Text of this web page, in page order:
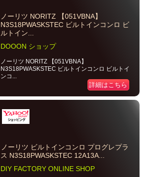
ノーリツ NORITZ 【051VBNA】
N3S18PWASKSTEC ビルトインコンロ ビ
ルトイン...
DOOON ショップ
ノーリツ NORITZ 【051VBNA】
N3S18PWASKSTEC ビルトインコンロ ビルトイ
ンコ...
詳細はこちら
ノーリツ ビルトインコンロ プログレプラ
ス N3S18PWASKSTEC 12A13A...
DIY FACTORY ONLINE SHOP